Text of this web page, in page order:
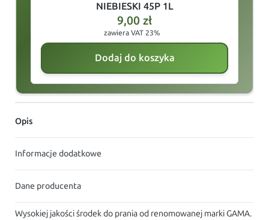
NIEBIESKI 45P 1L
9,00 zł
zawiera VAT 23%
Dodaj do koszyka
Opis
Informacje dodatkowe
Dane producenta
Wysokiej jakości środek do prania od renomowanej marki GAMA.